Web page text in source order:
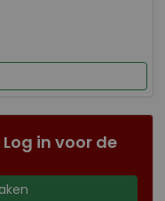
in voor de